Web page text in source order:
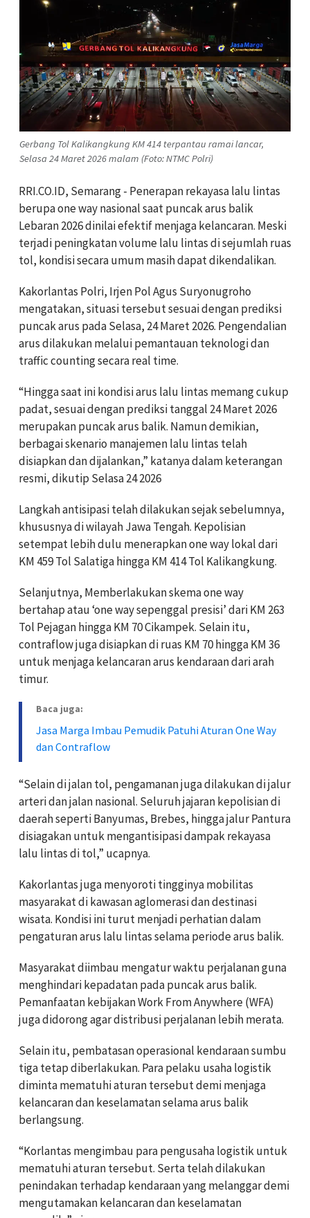
Gerbang Tol Kalikangkung KM 414 terpantau ramai lancar,
Selasa 24 Maret 2026 malam (Foto: NTMC Polri)
RRI.CO.ID, Semarang - Penerapan rekayasa lalu lintas
berupa one way nasional saat puncak arus balik
Lebaran 2026 dinilai efektif menjaga kelancaran. Meski
terjadi peningkatan volume lalu lintas di sejumlah ruas
tol, kondisi secara umum masih dapat dikendalikan.
Kakorlantas Polri, Irjen Pol Agus Suryonugroho
mengatakan, situasi tersebut sesuai dengan prediksi
puncak arus pada Selasa, 24 Maret 2026. Pengendalian
arus dilakukan melalui pemantauan teknologi dan
traffic counting secara real time.
“Hingga saat ini kondisi arus lalu lintas memang cukup
padat, sesuai dengan prediksi tanggal 24 Maret 2026
merupakan puncak arus balik. Namun demikian,
berbagai skenario manajemen lalu lintas telah
disiapkan dan dijalankan,” katanya dalam keterangan
resmi, dikutip Selasa 24 2026
Langkah antisipasi telah dilakukan sejak sebelumnya,
khususnya di wilayah Jawa Tengah. Kepolisian
setempat lebih dulu menerapkan one way lokal dari
KM 459 Tol Salatiga hingga KM 414 Tol Kalikangkung.
Selanjutnya, Memberlakukan skema one way
bertahap atau ‘one way sepenggal presisi’ dari KM 263
Tol Pejagan hingga KM 70 Cikampek. Selain itu,
contraflow juga disiapkan di ruas KM 70 hingga KM 36
untuk menjaga kelancaran arus kendaraan dari arah
timur.
Baca juga:
Jasa Marga Imbau Pemudik Patuhi Aturan One Way
dan Contraflow
“Selain di jalan tol, pengamanan juga dilakukan di jalur
arteri dan jalan nasional. Seluruh jajaran kepolisian di
daerah seperti Banyumas, Brebes, hingga jalur Pantura
disiagakan untuk mengantisipasi dampak rekayasa
lalu lintas di tol,” ucapnya.
Kakorlantas juga menyoroti tingginya mobilitas
masyarakat di kawasan aglomerasi dan destinasi
wisata. Kondisi ini turut menjadi perhatian dalam
pengaturan arus lalu lintas selama periode arus balik.
Masyarakat diimbau mengatur waktu perjalanan guna
menghindari kepadatan pada puncak arus balik.
Pemanfaatan kebijakan Work From Anywhere (WFA)
juga didorong agar distribusi perjalanan lebih merata.
Selain itu, pembatasan operasional kendaraan sumbu
tiga tetap diberlakukan. Para pelaku usaha logistik
diminta mematuhi aturan tersebut demi menjaga
kelancaran dan keselamatan selama arus balik
berlangsung.
“Korlantas mengimbau para pengusaha logistik untuk
mematuhi aturan tersebut. Serta telah dilakukan
penindakan terhadap kendaraan yang melanggar demi
mengutamakan kelancaran dan keselamatan